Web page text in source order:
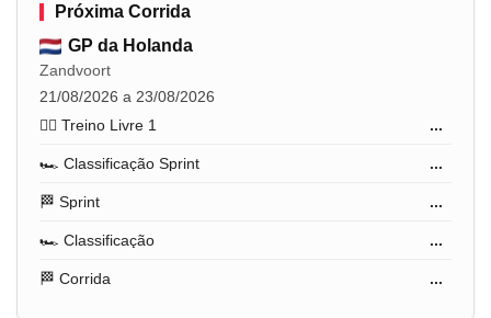
Próxima Corrida
GP da Holanda
Zandvoort
21/08/2026 a 23/08/2026
🏋️‍♂️ Treino Livre 1
...
🏎️ Classificação Sprint ...
🏁 Sprint ...
🏎️ Classificação ...
🏁 Corrida ...